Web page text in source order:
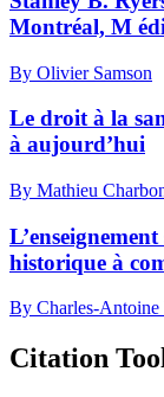
Montréal, M
By Olivier Samson
Le droit à la
à aujourd’hui
By Mathieu
historique à
By Charles-Antoine
Citation